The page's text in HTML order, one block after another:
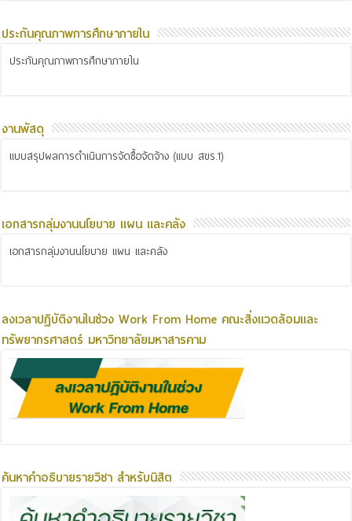
ประกันคุณภาพการศึกษาภายใน
ประกันคุณภาพการศึกษาภายใน
งานพัสดุ
แบบสรุปผลการดำเนินการจัดซื้อจัดจ้าง (แบบ สขร.1)
เอกสารกลุ่มงานนโยบาย แผน และคลัง
เอกสารกลุ่มงานนโยบาย แผน และคลัง
ลงเวลาปฏิบัติงานในช่วง Work From Home คณะสิ่งแวดล้อมและ
ทรัพยากรศาสตร์ มหาวิทยาลัยมหาสารคาม
ค้นหาคำอธิบายรายวิชา สำหรับนิสิต